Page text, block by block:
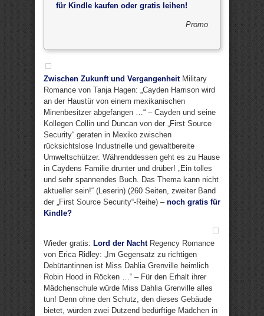
für Kindle kaufen oder gratis leihen!
Promo
Zwischen Zukunft und VergangenheitMilitary
Romance von Tanja Hagen: „Cayden Harrison wird
an der Haustür von einem mexikanischen
Minenbesitzer abgefangen …“ – Cayden und seine
Kollegen Collin und Duncan von der „First Source
Security“ geraten in Mexiko zwischen
rücksichtslose Industrielle und gewaltbereite
Umweltschützer. Währenddessen geht es zu Hause
in Caydens Familie drunter und drüber! „Ein tolles
und sehr spannendes Buch. Das Thema kann nicht
aktueller sein!“ (Leserin) (260 Seiten, zweiter Band
der „First Source Security“-Reihe) – noch gratis für
Kindle?
Wieder gratis: Lord der NachtRegency Romance
von Erica Ridley: „Im Gegensatz zu richtigen
Debütantinnen ist Miss Dahlia Grenville heimlich
Robin Hood in Röcken …“ – Für den Erhalt ihrer
Mädchenschule würde Miss Dahlia Grenville alles
tun! Denn ohne den Schutz, den dieses Gebäude
bietet, würden zwei Dutzend bedürftige Mädchen in